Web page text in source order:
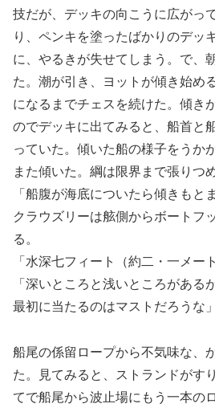
技だが、デッキの向こうに広がっ
り、ペンキを塗ったばかりのデッ
に、やるきが失せてしまう。で、
た。潮が引き、ヨットが傾き始め
になるまでチェスを続けた。傾き
のでデッキに出てみると、船首と
っていた。傾いた船の様子をうか
また傾いた。綱は限界まで張りつ
「船腹が海底についたら傾きもと
クラウズリーは舷側からボートフ
る。
「水深七フィート（約二・一メー
「深いところと浅いところがある
最初に当たるのはマストだろうな」
船尾の係留ロープから不気味な、
た。見てみると、ストランドがす
てで船尾から波止場にもう一本の